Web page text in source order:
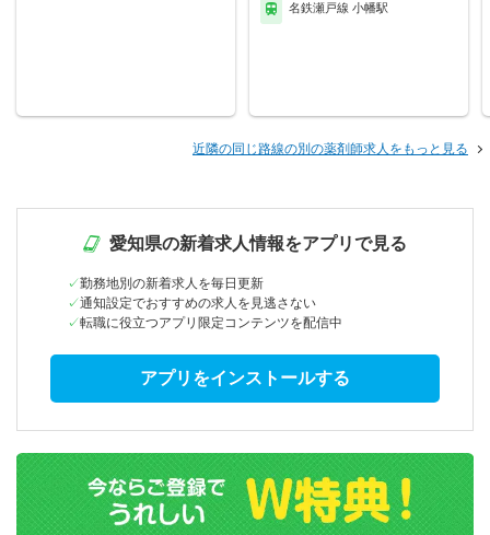
名鉄瀬戸線 小幡駅
近隣の同じ路線の別の薬剤師求人をもっと見る
愛知県の新着求人情報をアプリで見る
勤務地別の新着求人を毎日更新
通知設定でおすすめの求人を見逃さない
転職に役立つアプリ限定コンテンツを配信中
アプリをインストールする